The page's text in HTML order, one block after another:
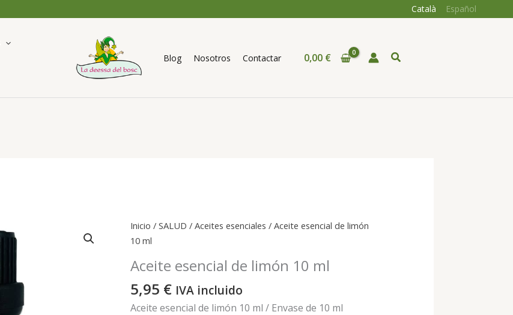
Català Español
Blog Nosotros Contactar 0,00 € Buscar
Inicio /SALUD /Aceites esenciales / Aceite esencial de limón
10 ml
Aceite esencial de limón 10 ml
5,95 € IVA incluido
Aceite esencial de limón 10 ml / Envase de 10 ml